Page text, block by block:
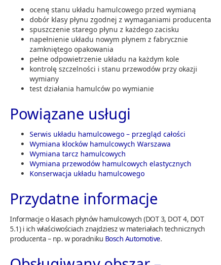
ocenę stanu układu hamulcowego przed wymianą
dobór klasy płynu zgodnej z wymaganiami producenta
spuszczenie starego płynu z każdego zacisku
napełnienie układu nowym płynem z fabrycznie
zamkniętego opakowania
pełne odpowietrzenie układu na każdym kole
kontrolę szczelności i stanu przewodów przy okazji
wymiany
test działania hamulców po wymianie
Powiązane usługi
Serwis układu hamulcowego – przegląd całości
Wymiana klocków hamulcowych Warszawa
Wymiana tarcz hamulcowych
Wymiana przewodów hamulcowych elastycznych
Konserwacja układu hamulcowego
Przydatne informacje
Informacje o klasach płynów hamulcowych (DOT 3, DOT 4, DOT
5.1) i ich właściwościach znajdziesz w materiałach technicznych
producenta – np. w poradniku Bosch Automotive.